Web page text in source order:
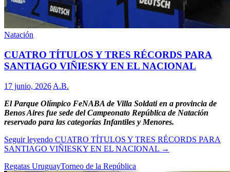
Natación
CUATRO TÍTULOS Y TRES RÉCORDS PARA
SANTIAGO VIÑIESKY EN EL NACIONAL
17 junio, 2026 A.B.
El Parque Olímpico FeNABA de Villa Soldati en a provincia de
Benos Aires fue sede del Campeonato República de Natación
reservado para las categorías Infantiles y Menores.
Seguir leyendo CUATRO TÍTULOS Y TRES RÉCORDS PARA
SANTIAGO VIÑIESKY EN EL NACIONAL →
Regatas UruguayTorneo de la República